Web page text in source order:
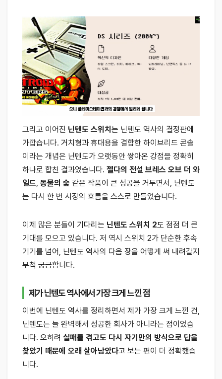
그리고 이어진 닌텐도 스위치 는 닌텐도 역사의 결정판에
가깝습니다. 거치형과 휴대용을 결합한 하이브리드 콘솔
이라는 개념은 닌텐도가 오랫동안 쌓아온 강점을 정확히
하나로 합친 결과였습니다. 젤다의 전설 브레스 오브 더 와
일드, 동물의 숲 같은 작품이 큰 성공을 거두면서, 닌텐도
는 다시 한 번 시장의 흐름을 스스로 만들었습니다.
이제 많은 분들이 기다리는 닌텐도 스위치 2도 점점 더 큰
기대를 모으고 있습니다. 저 역시 스위치 2가 단순한 후속
기기를 넘어, 닌텐도 역사의 다음 장을 어떻게 써 내려갈지
무척 궁금합니다.
제가 닌텐도 역사에서 가장 크게 느낀 점
이번에 닌텐도 역사를 정리하면서 제가 가장 크게 느낀 건,
닌텐도는 늘 완벽해서 성공한 회사가 아니라는 점이었습
니다. 오히려 실패를 겪고도 다시 자기만의 방식으로 답을
찾았기 때문에 오래 살아남았다고 보는 편이 더 정확했습
니다.